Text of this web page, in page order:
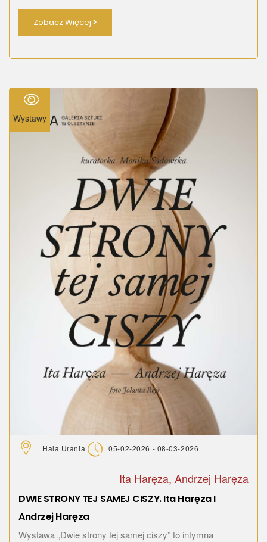
Zobacz Więcej
Wystawy
Hala Urania 05-02-2026 - 08-03-2026
Ita Haręza, Andrzej Haręza
DWIE STRONY TEJ SAMEJ CISZY. Ita Haręza I
Andrzej Haręza
Wystawa „Dwie strony tej samej ciszy” to intymna